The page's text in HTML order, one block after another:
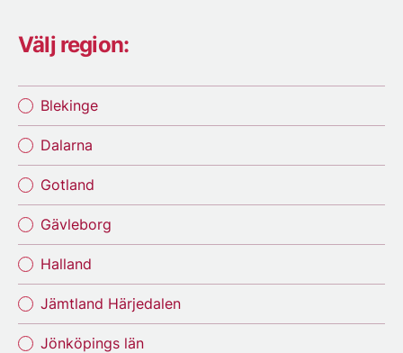
Välj region:
Blekinge
Dalarna
Gotland
Gävleborg
Halland
Jämtland Härjedalen
Jönköpings län